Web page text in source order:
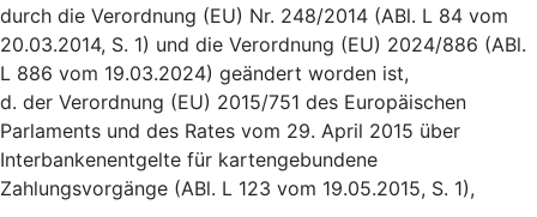
durch die Verordnung (EU) Nr. 248/2014 (ABl. L 84 vom
20.03.2014, S. 1) und die Verordnung (EU) 2024/886 (ABl.
L 886 vom 19.03.2024) geändert worden ist,
d. der Verordnung (EU) 2015/751 des Europäischen
Parlaments und des Rates vom 29. April 2015 über
Interbankenentgelte für kartengebundene
Zahlungsvorgänge (ABl. L 123 vom 19.05.2015, S. 1),